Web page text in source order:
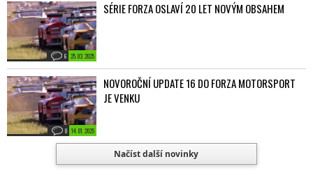
25. 03. 2025
6
SÉRIE FORZA OSLAVÍ 20 LET NOVÝM OBSAHEM
14. 01. 2025
0
NOVOROČNÍ UPDATE 16 DO FORZA MOTORSPORT
JE VENKU
Načíst další novinky